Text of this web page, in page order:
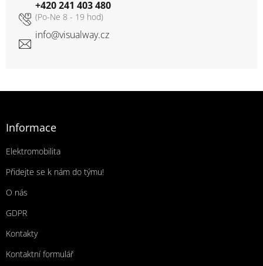
info@visualway.cz
+420 241 403 480
Zápatí
Informace
Elektromobilita
Přidejte se k nám do týmu!
O nás
GDPR
Kontakty
Kontaktní formulář